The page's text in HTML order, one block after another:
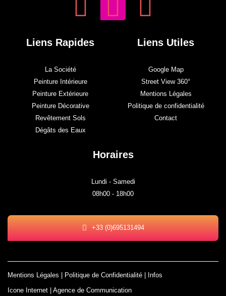
Liens Rapides
La Société
Peinture Intérieure
Peinture Extérieure
Peinture Décorative
Revêtement Sols
Dégâts des Eaux
Liens Utiles
Google Map
Street View 360°
Mentions Légales
Politique de confidentialité
Contact
Horaires
Lundi - Samedi
08h00 - 18h00
+33 (0)695131494
Mentions Légales | Politique de Confidentialité | Infos
Icone Internet | Agence de Communication